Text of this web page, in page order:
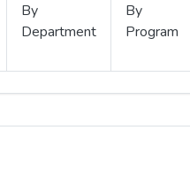
By
Department
By
Program